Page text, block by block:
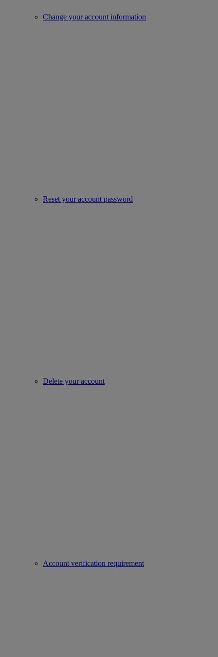
Change your account information
Reset your account password
Delete your account
Account verification requirement